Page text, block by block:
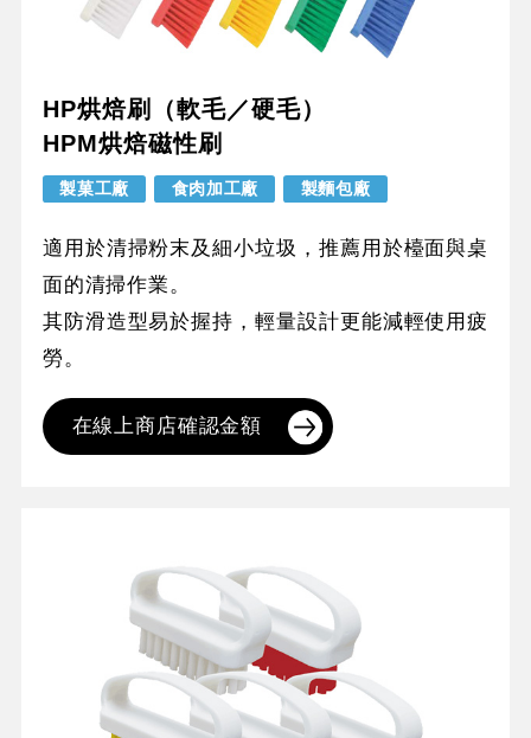
HP烘焙刷（軟毛／硬毛）
HPM烘焙磁性刷
製菓工廠 食肉加工廠 製麵包廠
適用於清掃粉末及細小垃圾，推薦用於檯面與桌
面的清掃作業。
其防滑造型易於握持，輕量設計更能減輕使用疲
勞。
在線上商店確認金額